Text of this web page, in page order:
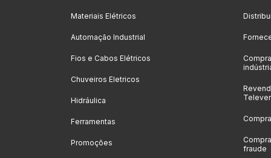
Materiais Elétricos
Automação Industrial
Fios e Cabos Elétricos
Chuveiros Eletricos
Hidráulica
Ferramentas
Promoções
fraude